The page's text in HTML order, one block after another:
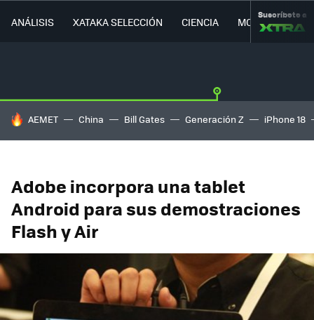
ANÁLISIS XATAKA SELECCIÓN CIENCIA MOVILIDAD
Suscríbete a
HOY SE HABLA DE
AEMET China Bill Gates Generación Z iPhone 18
Adobe incorpora una tablet
Android para sus demostraciones
Flash y Air